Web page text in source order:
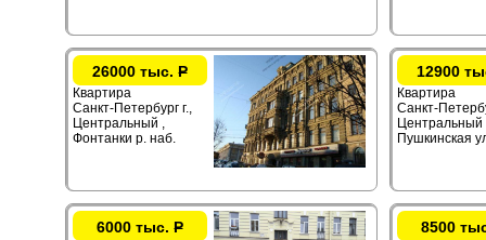
26000 тыс.Р
Квартира
Санкт-Петербург г.,
Центральный ,
Фонтанки р. наб.
12900
Квартира
Санкт-
Центральный
Пушкинская
6000 тыс.Р 8500